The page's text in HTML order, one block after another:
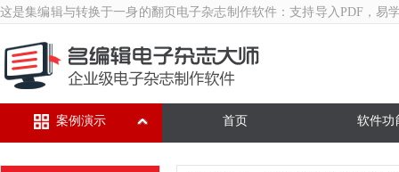
这是集编辑与转换于一身的翻页 电子杂志制作软件 ：支持导入PDF，易
首页
案例演示 软件功